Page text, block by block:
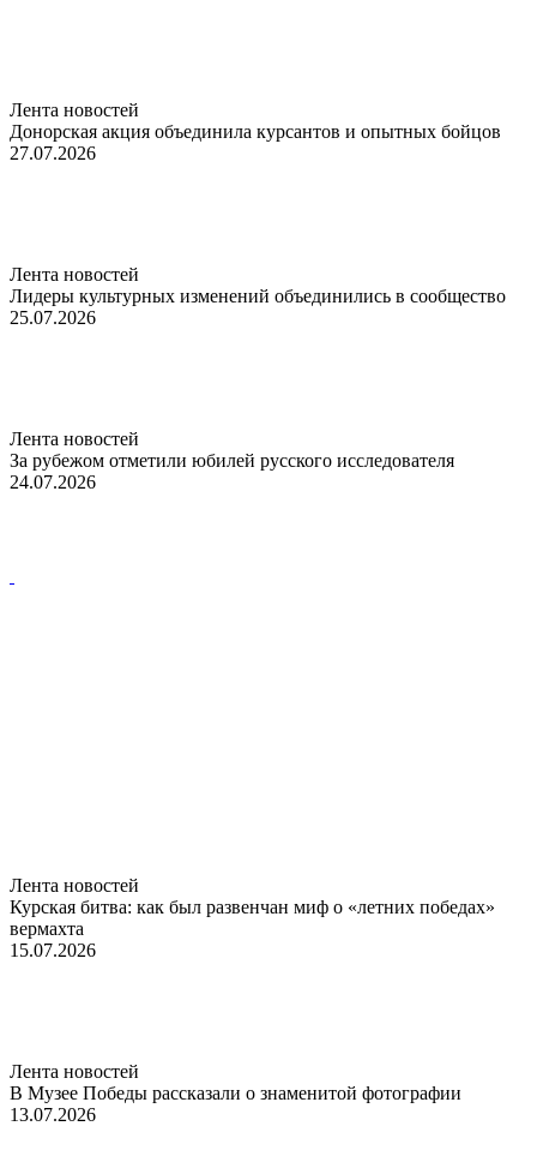
Лента новостей
Донорская акция объединила курсантов и опытных бойцов
27.07.2026
Лента новостей
Лидеры культурных изменений объединились в сообщество
25.07.2026
Лента новостей
За рубежом отметили юбилей русского исследователя
24.07.2026
Лента новостей
Курская битва: как был развенчан миф о «летних победах»
вермахта
15.07.2026
Лента новостей
В Музее Победы рассказали о знаменитой фотографии
13.07.2026